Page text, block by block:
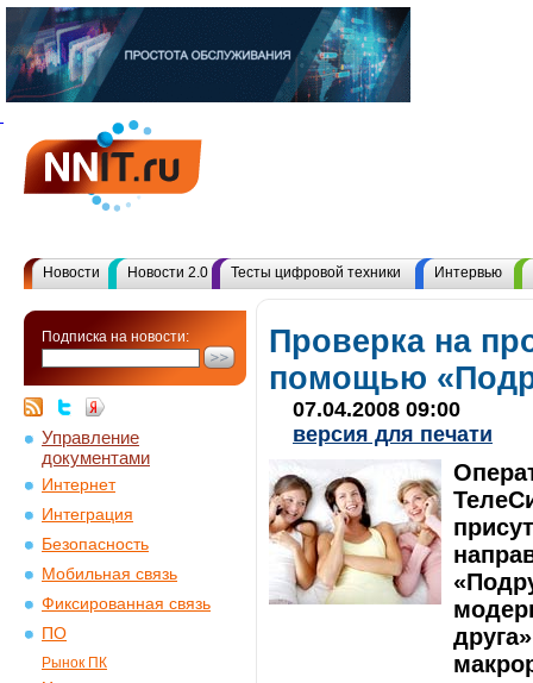
Новости Новости 2.0 Тесты цифровой техники Интервью
Подписка на новости:
Управление
документами
Интернет
Интеграция
Безопасность
Мобильная связь
Фиксированная связь
ПО
Рынок ПК
Проверка на
помощью
07.04.2008 09:00
версия для печати